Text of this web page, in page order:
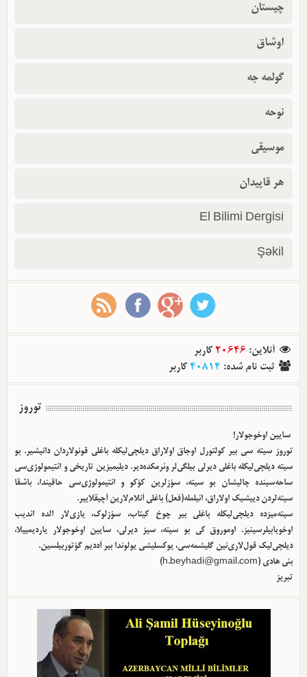
چیستان
اوشاق
گولمه جه
نوحه
موسیقی
هر قاپیدان
El Bilimi Dergisi
Şəkil
آنلاین:
20646 کاربر
ثبت نام شده:
40814 کاربر
توروز
سایین اوخوجولار!
توروز سیته سی بیر کولتورل اوجاق اولا‌راق دیلچی‌لیکله باغلی قونولاردان دانیشیر. بو
سیته دیلچی‌لیکله باغلی دیرلی بیلگی‌لر وئرمکده‌دیر. دیلیمیزین تاریخی و ائتیمولوژی‌سی
ساحه‌سینده چالیشان بو سیته، سؤزلرین کؤکو و ائتیمولوژی‌سی حاقیندا، باشقا
سیته‌لردن دییشیک اولا‌راق، ائیلمله(فعل) باغلی آنلام‌لارین آچیقلاییر.
سیته‌میزده دیلچی‌لیکله باغلی بیر چوخ کیتاب، سؤزلوک، یازی‌لار الده ائدیب
اوخویابیلرسینیز. اوموروق کی بو سیته، سیز دیرلی، سایین اوخوجولار یاردیمییلا،
دیلچی‌لیک قول‌لاری‌نین گلیشمه‌سی، یوکسلیشی یولوندا بیر آددیم گؤتوربیلسین.
بئی هادی (h.beyhadi@gmail.com
)
تبریز